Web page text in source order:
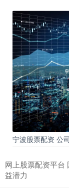
宁波股票配资 公
网上股票配资平台
益潜力